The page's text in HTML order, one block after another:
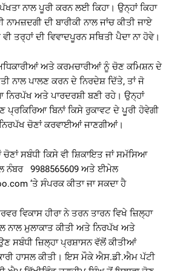
ਨਾਲ ਪੂਰੀ ਕਰਨ ਲਈ ਕਿਹਾ। ਉਨ੍ਹਾਂ ਕਿਹਾ
ਦੀ ਬਾਰੀਕੀ ਨਾਲ ਜਾਂਚ ਕੀਤੀ ਜਾਏ
ਤਰ੍ਹਾਂ ਦੀ ਵਿਵਾਦਪੂਰਨ ਸਥਿਤੀ ਪੈਦਾ ਨਾ ਹੋਵੇ।
ਅਤੇ ਕਰਮਚਾਰੀਆਂ ਨੂੰ ਚੋਣ ਕਮਿਸ਼ਨ ਦੇ
ਨਾਲ ਪਾਲਣ ਕਰਨ ਦੇ ਨਿਰਦੇਸ਼ ਦਿੱਤੇ, ਤਾਂ ਜੋ
ਨਿਰਪੱਖ ਅਤੇ ਪਾਰਦਰਸ਼ੀ ਬਣੀ ਰਹੇ। ਉਨ੍ਹਾਂ
ਬਿਨਾਂ ਕਿਸੇ ਰੁਕਾਵਟ ਦੇ ਪੂਰੀ ਹੋਵੇਗੀ
ਚੋਣਾਂ ਕਰਵਾਈਆਂ ਜਾਣਗੀਆਂ।
ਚੋਣਾਂ ਸਬੰਧੀ ਕਿਸੇ ਵੀ ਸ਼ਿਕਾਇਤ ਜਾਂ ਸਮੱਸਿਆ
ਨੰਬਰ 9988565609 ਅਤੇ ਈਮੇਲ
‘ਤੇ ਸੰਪਰਕ ਕੀਤਾ ਜਾ ਸਕਦਾ ਹੈ
ਵਿਕਾਸ ਹੀਰਾ ਨੇ ਤਰਨ ਤਾਰਨ ਵਿਖੇ ਜ਼ਿਲ੍ਹਾ
ਨਾਲ ਮੁਲਾਕਾਤ ਕੀਤੀ ਅਤੇ ਨਿਰਪੱਖ ਅਤੇ
ਸਬੰਧੀ ਜ਼ਿਲ੍ਹਾ ਪ੍ਰਸ਼ਾਸਨ ਵੱਲੋਂ ਕੀਤੀਆਂ
ਹਾਸਲ ਕੀਤੀ। ਇਸ ਮੌਕੇ ਐਸ.ਡੀ.ਐਮ ਪੱਟੀ